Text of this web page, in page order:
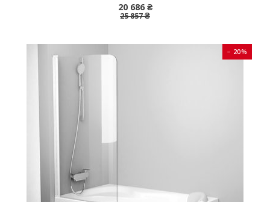
20 686 ₴
25 857 ₴
− 20%